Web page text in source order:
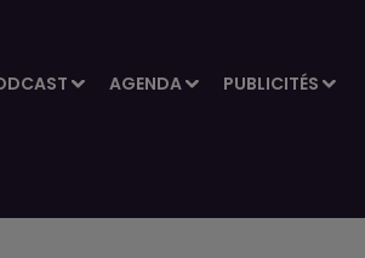
AGENDA PUBLICITÉS